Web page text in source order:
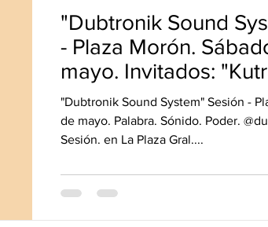
"Dubtronik Sound
- Plaza Morón.
mayo. Invitados:
"JJ ART" [ Chile ]
"Dubtronik Sound System" Sesión -
de mayo. Palabra. Sónido. Poder.
Sesión. en La Plaza Gral....